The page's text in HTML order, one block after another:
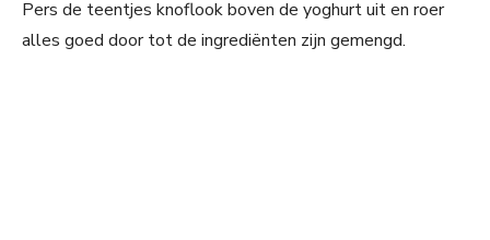
Pers de teentjes knoflook boven de yoghurt uit en roer
alles goed door tot de ingrediënten zijn gemengd.